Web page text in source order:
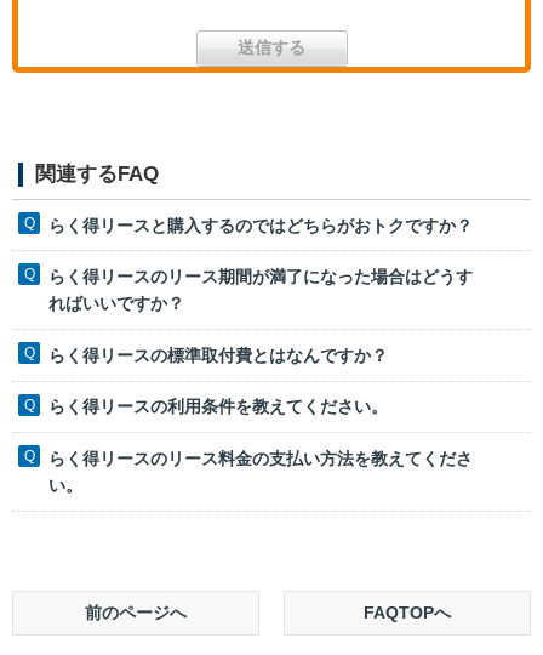
関連するFAQ
らく得リースと購入するのではどちらがおトクですか？
らく得リースのリース期間が満了になった場合はどうす
ればいいですか？
らく得リースの標準取付費とはなんですか？
らく得リースの利用条件を教えてください。
らく得リースのリース料金の支払い方法を教えてくださ
い。
前のページへ FAQTOPへ